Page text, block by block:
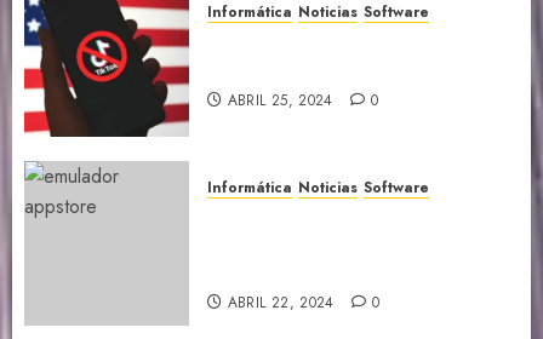
Informática Noticias Software
ABRIL 25, 2024 0
Informática Noticias Software
ABRIL 22, 2024 0